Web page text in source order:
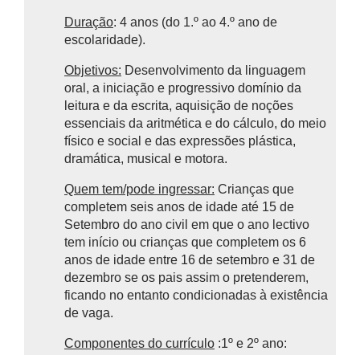
Duração: 4 anos (do 1.º ao 4.º ano de
escolaridade).
Objetivos: Desenvolvimento da linguagem
oral, a iniciação e progressivo domínio da
leitura e da escrita, aquisição de noções
essenciais da aritmética e do cálculo, do meio
físico e social e das expressões plástica,
dramática, musical e motora.
Quem tem/pode ingressar: Crianças que
completem seis anos de idade até 15 de
Setembro do ano civil em que o ano lectivo
tem início ou crianças que completem os 6
anos de idade entre 16 de setembro e 31 de
dezembro se os pais assim o pretenderem,
ficando no entanto condicionadas à existência
de vaga.
Componentes do currículo :1º e 2º ano: